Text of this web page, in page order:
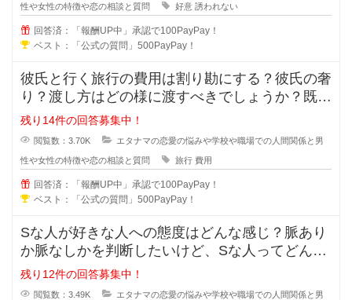
性や女性の特徴や恋の相談と質問 好意 誘われない
回答済：「報酬UP中」承認で100PayPay！
ベスト：「公式の質問」500PayPay！
彼氏と行く旅行の費用は割り勘にする？彼氏の奢
り？渡し方はどの様に渡すべきでしょうか？既に
金額が決まっている場合や手渡しで
残り14件の回答募集中！
閲覧数：3.70K エタナマの恋愛の悩みや学校や職場での人間関係と男
性や女性の特徴や恋の相談と質問 旅行 費用
回答済：「報酬UP中」承認で100PayPay！
ベスト：「公式の質問」500PayPay！
Sな人が好きな人への態度はどんな感じ？脈あり
か脈なしかを判断したいけど、Sな人ってどんな
考えで好きな人への態度が出るでし
残り12件の回答募集中！
閲覧数：3.49K エタナマの恋愛の悩みや学校や職場での人間関係と男